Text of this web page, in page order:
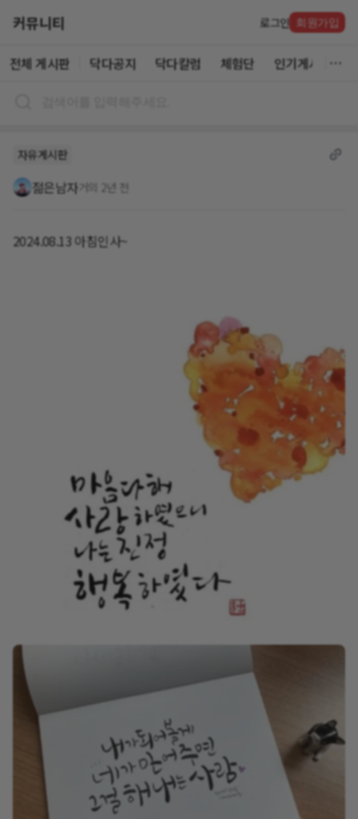
커뮤니티 로그인 회원가입
전체 게시판 닥다공지 닥다칼럼 체험단 인기게시글
자유게시판
젊은남자 거의 2년 전
2024.08.13 아침인사~